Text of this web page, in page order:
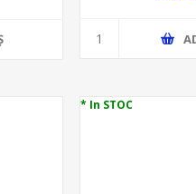
* In STOC